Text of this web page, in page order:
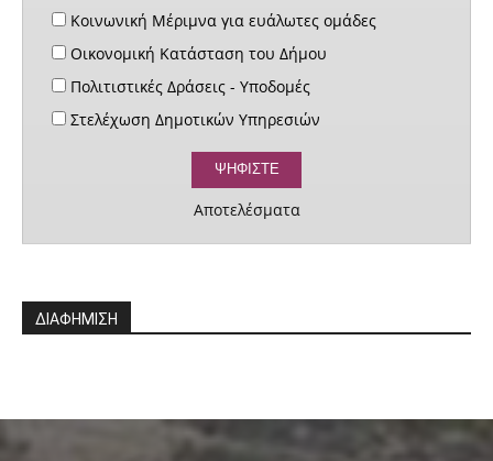
Κοινωνική Μέριμνα για ευάλωτες ομάδες
Οικονομική Κατάσταση του Δήμου
Πολιτιστικές Δράσεις - Υποδομές
Στελέχωση Δημοτικών Υπηρεσιών
Αποτελέσματα
ΔΙΑΦΗΜΙΣΗ